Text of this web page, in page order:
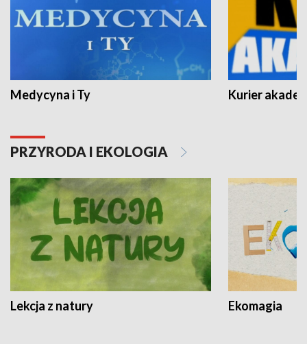
Medycyna i Ty Kurier
PRZYRODA I EKOLOGIA
Lekcja z natury Ekomagia